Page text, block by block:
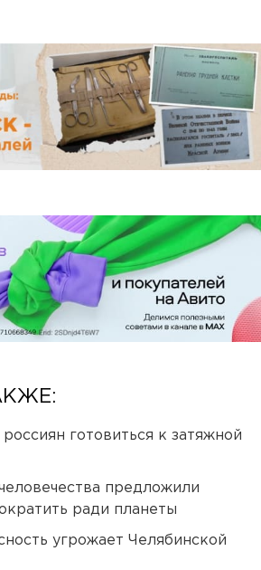
готовиться к затяжной
предложили
ради планеты
угрожает Челябинской